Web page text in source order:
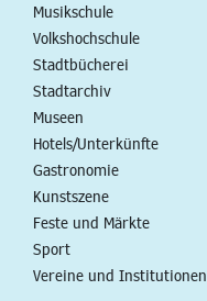
Musikschule
Volkshochschule
Stadtbücherei
Stadtarchiv
Museen
Hotels/Unterkünfte
Gastronomie
Kunstszene
Feste und Märkte
Sport
Vereine und Institutionen